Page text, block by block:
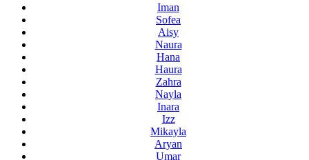
Iman
Sofea
Aisy
Naura
Hana
Haura
Zahra
Nayla
Inara
Izz
Mikayla
Aryan
Umar